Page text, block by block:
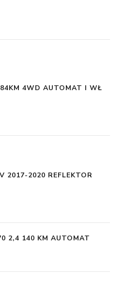
4WD AUTOMAT I WŁ
2017-2020 REFLEKTOR
2,4 140 KM AUTOMAT